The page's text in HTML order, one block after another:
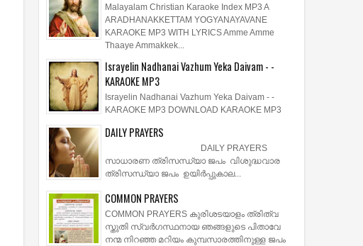
Malayalam Christian Karaoke Index MP3 A
ARADHANAKKETTAM YOGYANAYAVANE
KARAOKE MP3 WITH LYRICS Amme Amme
Thaaye Ammakkek...
Israyelin Nadhanai Vazhum Yeka Daivam - -
KARAOKE MP3
Israyelin Nadhanai Vazhum Yeka Daivam - -
KARAOKE MP3 DOWNLOAD KARAOKE MP3
DAILY PRAYERS
DAILY PRAYERS
സാധാരണ ത്രിസന്ധ്യാ ജപം വിശുദ്ധവാര
ത്രിസന്ധ്യാ ജപം ഉയിര്‍പ്പുകാല...
COMMON PRAYERS
COMMON PRAYERS കുരിശടയാളം ത്രിത്വ
സ്തുതി സ്വര്‍ഗസ്ഥനായ ഞങ്ങളുടെ പിതാവേ
നന്മ നിറഞ്ഞ മറിയം കുമ്പസാരത്തിനുള്ള ജപം